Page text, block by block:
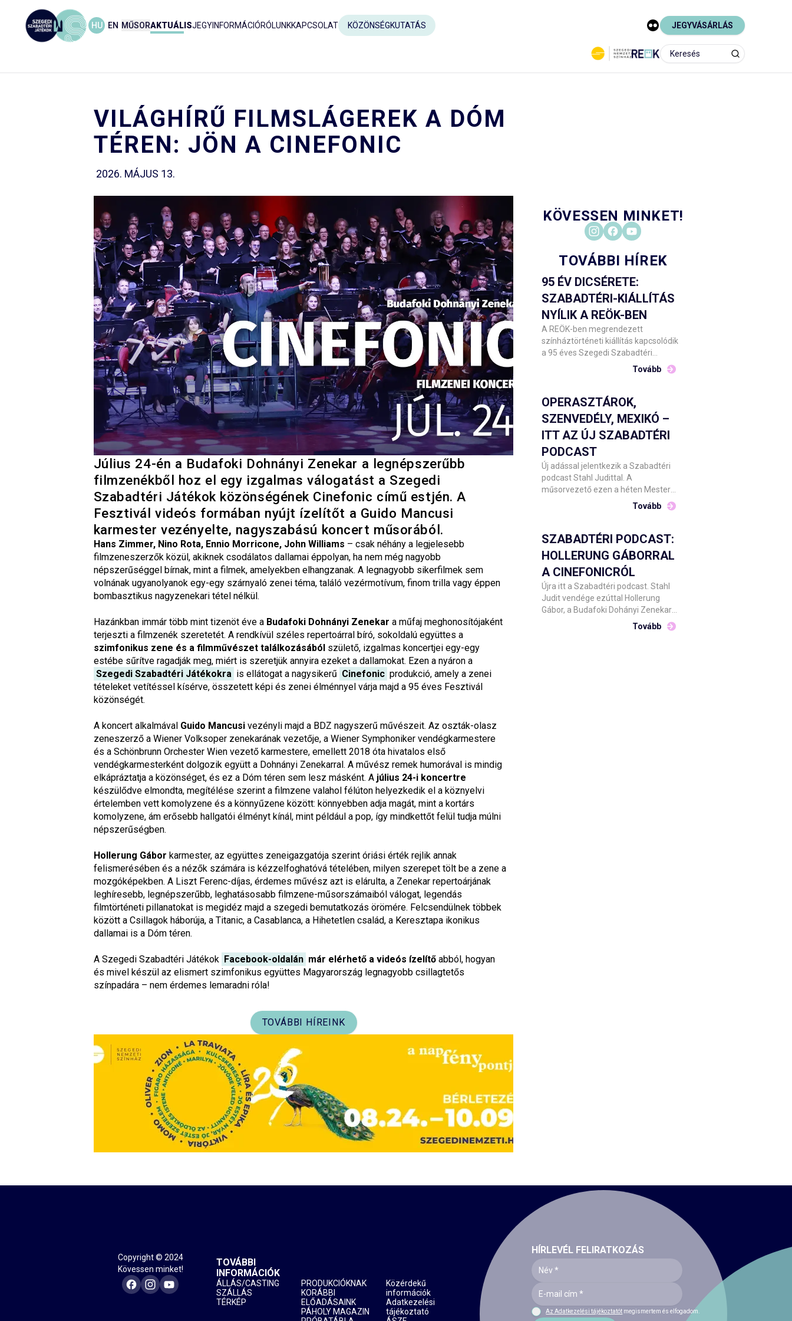
HU EN MŰSORAKTUÁLISJEGYINFORMÁCIÓRÓLUNKKAPCSOLAT KÖZÖNSÉGKUTATÁS JEGYVÁSÁRLÁS
VILÁGHÍRŰ FILMSLÁGEREK A DÓM
TÉREN: JÖN A CINEFONIC
2026. MÁJUS 13.
Július 24-én a Budafoki Dohnányi Zenekar a legnépszerűbb
filmzenékből hoz el egy izgalmas válogatást a Szegedi
Szabadtéri Játékok közönségének Cinefonic című estjén. A
Fesztivál videós formában nyújt ízelítőt a Guido Mancusi
karmester vezényelte, nagyszabású koncert műsorából.
Hans Zimmer, Nino Rota, Ennio Morricone, John Williams – csak néhány a legjelesebb
filmzeneszerzők közül, akiknek csodálatos dallamai éppolyan, ha nem még nagyobb
népszerűséggel bírnak, mint a filmek, amelyekben elhangzanak. A legnagyobb sikerfilmek sem
volnának ugyanolyanok egy-egy szárnyaló zenei téma, találó vezérmotívum, finom trilla vagy éppen
bombasztikus nagyzenekari tétel nélkül.
Hazánkban immár több mint tizenöt éve a Budafoki Dohnányi Zenekar a műfaj meghonosítójaként
terjeszti a filmzenék szeretetét. A rendkívül széles repertoárral bíró, sokoldalú együttes a
szimfonikus zene és a filmművészet találkozásából születő, izgalmas koncertjei egy-egy
estébe sűrítve ragadják meg, miért is szeretjük annyira ezeket a dallamokat. Ezen a nyáron a
Szegedi Szabadtéri Játékokra is ellátogat a nagysikerű Cinefonic produkció, amely a zenei
tételeket vetítéssel kísérve, összetett képi és zenei élménnyel várja majd a 95 éves Fesztivál
közönségét.
A koncert alkalmával Guido Mancusivezényli majd a BDZ nagyszerű művészeit. Az oszták-olasz
zeneszerző a Wiener Volksoper zenekarának vezetője, a Wiener Symphoniker vendégkarmestere
és a Schönbrunn Orchester Wien vezető karmestere, emellett 2018 óta hivatalos első
vendégkarmesterként dolgozik együtt a Dohnányi Zenekarral. A művész remek humorával is mindig
elkápráztatja a közönséget, és ez a Dóm téren sem lesz másként. A július 24-i koncertre
készülődve elmondta, megítélése szerint a filmzene valahol félúton helyezkedik el a köznyelvi
értelemben vett komolyzene és a könnyűzene között: könnyebben adja magát, mint a kortárs
komolyzene, ám erősebb hallgatói élményt kínál, mint például a pop, így mindkettőt felül tudja múlni
népszerűségben.
Hollerung Gábor karmester, az együttes zeneigazgatója szerint óriási érték rejlik annak
felismerésében és a nézők számára is kézzelfoghatóvá tételében, milyen szerepet tölt be a zene a
mozgóképekben. A Liszt Ferenc-díjas, érdemes művész azt is elárulta, a Zenekar repertoárjának
leghíresebb, legnépszerűbb, leghatásosabb filmzene-műsorszámaiból válogat, legendás
filmtörténeti pillanatokat is megidéz majd a szegedi bemutatkozás örömére. Felcsendülnek többek
között a Csillagok háborúja, a Titanic, a Casablanca, a Hihetetlen család, a Keresztapa ikonikus
dallamai is a Dóm téren.
A Szegedi Szabadtéri Játékok Facebook-oldalán már elérhető a videós ízelítőabból, hogyan
és mivel készül az elismert szimfonikus együttes Magyarország legnagyobb csillagtetős
színpadára – nem érdemes lemaradni róla!
TOVÁBBI HÍREINK
KÖVESSEN MINKET!
TOVÁBBI HÍREK
95 ÉV DICSÉRETE:
SZABADTÉRI-KIÁLLÍTÁS
NYÍLIK A REÖK-BEN
A REÖK-ben megrendezett
színháztörténeti kiállítás kapcsolódik
a 95 éves Szegedi Szabadtéri
Játékok ünnepi évadához. Július 17-
én 17:00-kor nyílik a kétszintes tárlat,
Tóth Károly képviselő, Szeged Megyei
Jogú Város Önkormányzata
Kulturális, Oktatási, Idegenforgalmi és
Ifjúsági Bizottságának alelnöke ad át
a nyilvánosságnak.
Tovább
OPERASZTÁROK,
SZENVEDÉLY, MEXIKÓ –
ITT AZ ÚJ SZABADTÉRI
PODCAST
Új adással jelentkezik a Szabadtéri
podcast Stahl Judittal. A
műsorvezető ezen a héten Mester
Viktória és Boncsér Gergely
Nemzeti Színház Debrecen július 31-i
és augusztus 1-i előadásaira
készülve.
Tovább
SZABADTÉRI PODCAST:
HOLLERUNG GÁBORRAL
A CINEFONICRÓL
Újra itt a Szabadtéri podcast. Stahl
Judit vendége ezúttal Hollerung
Gábor, a Budafoki Dohányi Zenekar
zeneigazgatója, aki a július 24-én a
Dóm térre érkező Cinefonic filmzenei
Tovább
Copyright © 2024
Kövessen minket!
TOVÁBBI
INFORMÁCIÓK
ÁLLÁS/CASTING
SZÁLLÁS
TÉRKÉP
PRODUKCIÓKNAK
KORÁBBI
ELŐADÁSAINK
PÁHOLY MAGAZIN
Közérdekű
információk
Adatkezelési
tájékoztató
HÍRLEVÉL FELIRATKOZÁS
Az Adatkezelési tájékoztatót megismertem és elfogadom.